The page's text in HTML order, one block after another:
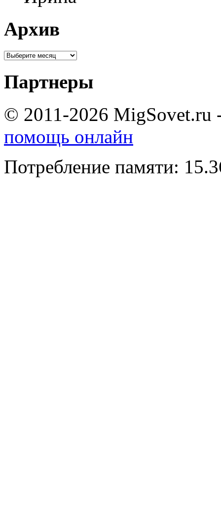
Архив
Партнеры
© 2011-2026 MigSovet.ru
помощь онлайн
Потребление памяти: